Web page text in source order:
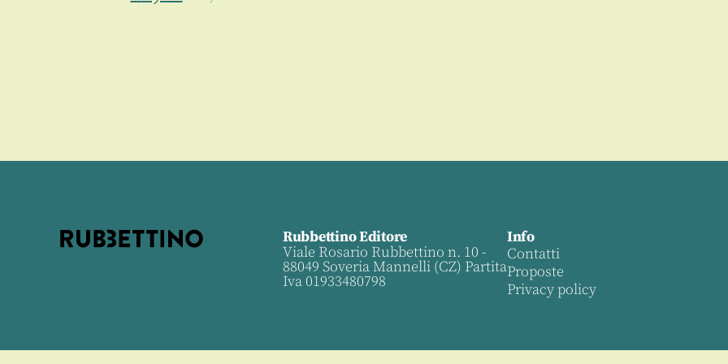
Rubbettino Editore
Viale Rosario Rubbettino n. 10 -
88049 Soveria Mannelli (CZ) Partita
Iva 01933480798
Info
Contatti
Proposte
Privacy policy